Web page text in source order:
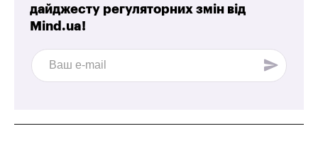
дайджесту регуляторних змін від
Mind.ua!